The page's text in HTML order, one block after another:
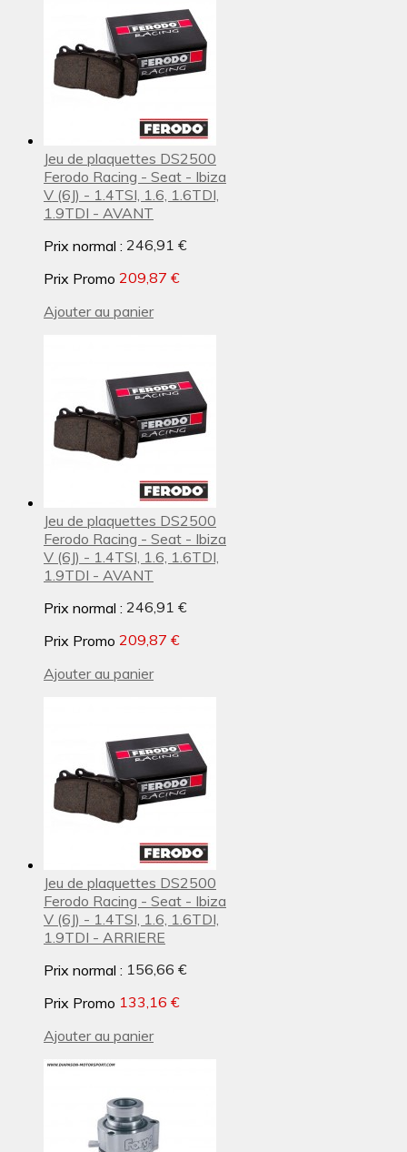
Jeu de plaquettes DS2500
Ferodo Racing - Seat - Ibiza
V (6J) - 1.4TSI, 1.6, 1.6TDI,
1.9TDI - AVANT
Prix normal : 246,91 €
Prix Promo 209,87 €
Ajouter au panier
Jeu de plaquettes DS2500
Ferodo Racing - Seat - Ibiza
V (6J) - 1.4TSI, 1.6, 1.6TDI,
1.9TDI - AVANT
Prix normal : 246,91 €
Prix Promo 209,87 €
Ajouter au panier
Jeu de plaquettes DS2500
Ferodo Racing - Seat - Ibiza
V (6J) - 1.4TSI, 1.6, 1.6TDI,
1.9TDI - ARRIERE
Prix normal : 156,66 €
Prix Promo 133,16 €
Ajouter au panier